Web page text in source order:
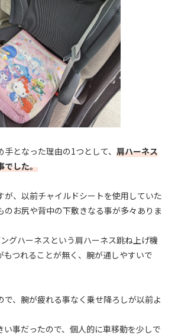
となった理由の1つとして、 肩ハーネス
でした。
が、以前チャイルドシートを使用していた
のお尻や背中の下敷きなる事が多々ありま
グハーネスという肩ハーネス跳ね上げ機
もつれることが無く、腕が通しやすいで
で、腕が疲れる事なく乗せ降ろしが以前よ
い事だったので、個人的に車移動を少しで